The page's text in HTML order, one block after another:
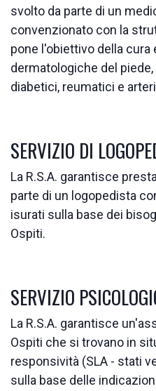
svolto da parte di un
convenzionato con la
pone l'obiettivo della cura
dermatologiche del
diabetici, reumatici e
SERVIZIO DI
La R.S.A. garantisce
parte di un logopedista
isurati sulla base dei
Ospiti.
SERVIZIO
La R.S.A. garantisce
Ospiti che si trovano in
responsività (SLA - stati
sulla base delle